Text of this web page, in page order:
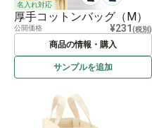
名入れ対応
厚手コットンバッグ（M）
公開価格 ¥231 (税別)
商品の情報・購入
サンプルを追加